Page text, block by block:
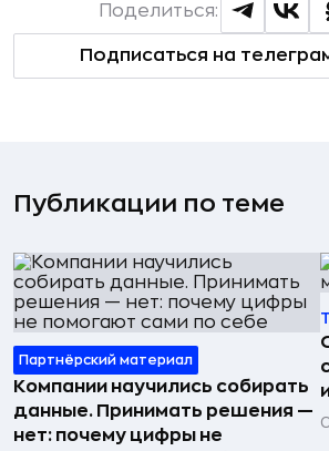
Подписаться на
Поделиться:
Публикации по теме
Партнёрский материал
Компании научились собирать
данные. Принимать решения —
нет: почему цифры не